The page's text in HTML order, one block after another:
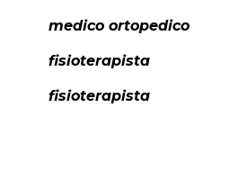
medico ortopedico
fisioterapista
fisioterapista